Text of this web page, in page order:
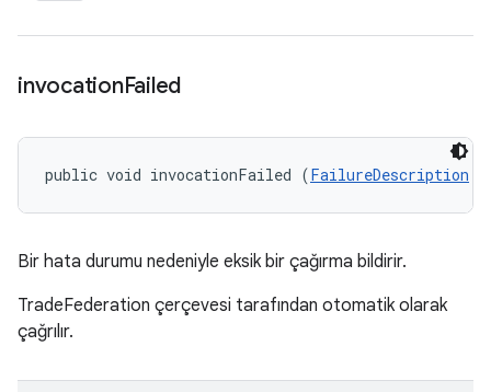
invocationFailed
public void invocationFailed (FailureDescription
Bir hata durumu nedeniyle eksik bir çağırma bildirir.
TradeFederation çerçevesi tarafından otomatik olarak
çağrılır.